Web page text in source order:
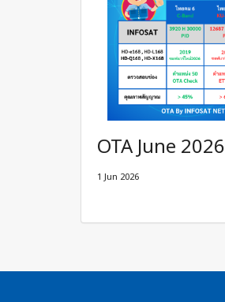
OTA June 2026
1 Jun 2026